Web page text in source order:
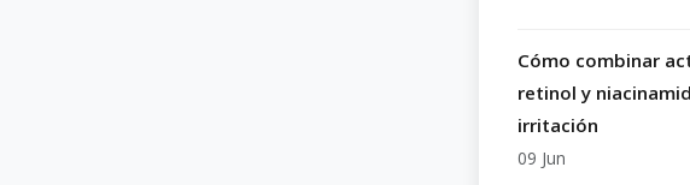
Cómo combinar
retinol y
irritación
09 Jun